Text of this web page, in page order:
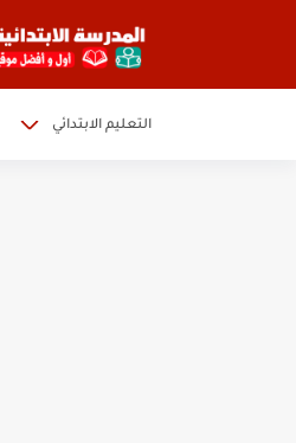
التعليم الابتدائي